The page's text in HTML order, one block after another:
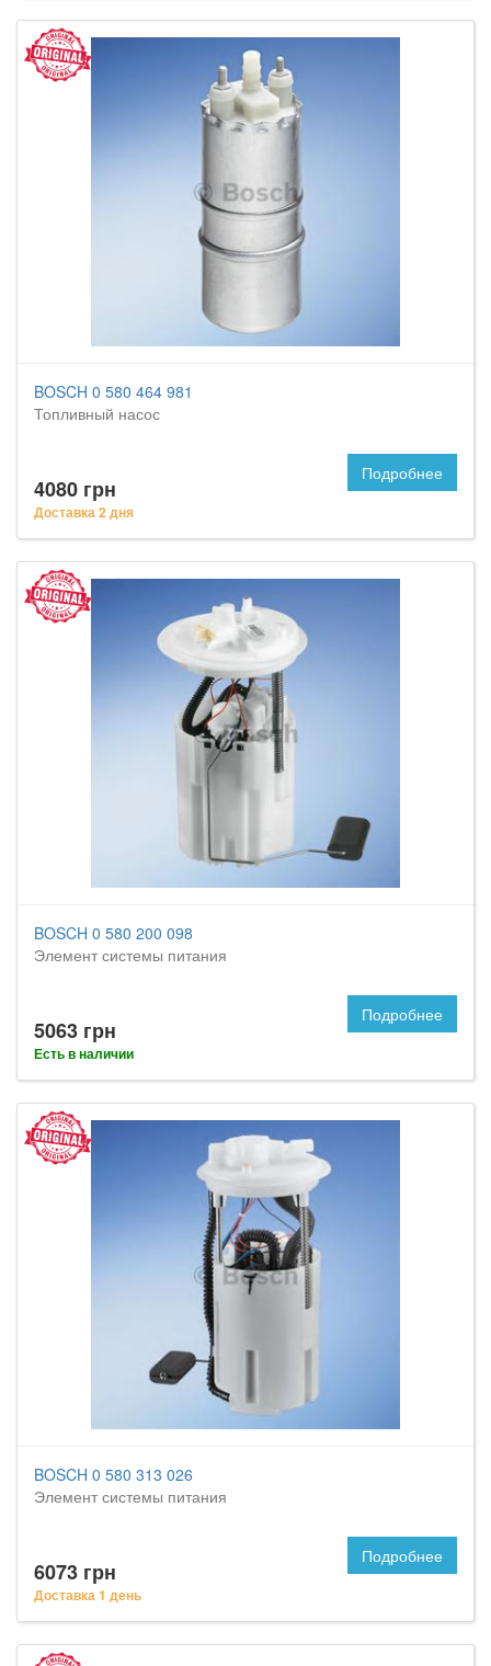
BOSCH 0 580 464 981
Топливный насос
4080 грн
Доставка 2 дня
Подробнее
BOSCH 0 580 200 098
Элемент системы питания
5063 грн
Есть в наличии
Подробнее
BOSCH 0 580 313 026
Элемент системы питания
6073 грн
Доставка 1 день
Подробнее